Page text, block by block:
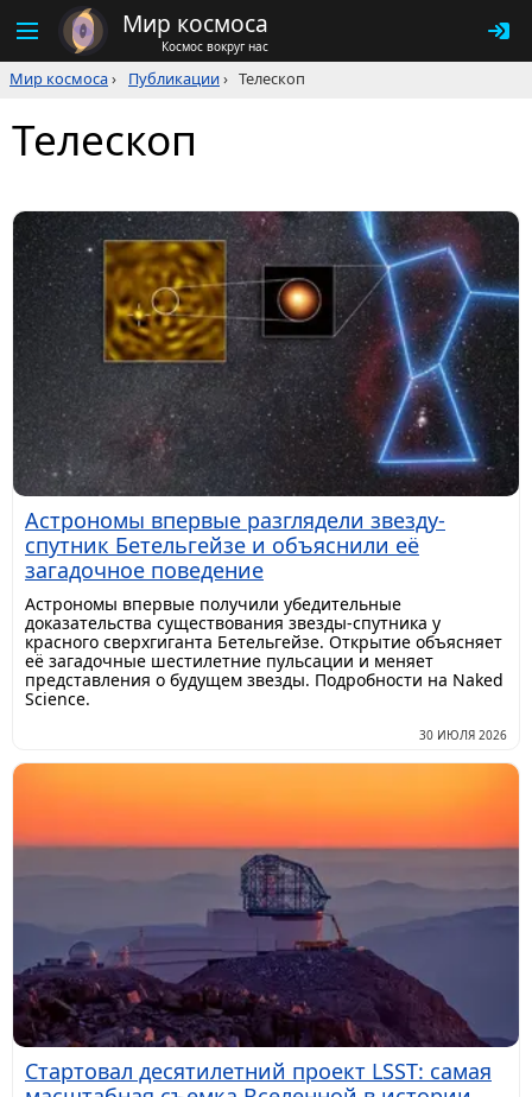
Мир космоса
Космос вокруг нас
Мир космоса› Публикации› Телескоп
Телескоп
Астрономы впервые разглядели звезду-
спутник Бетельгейзе и объяснили её
загадочное поведение
Астрономы впервые получили убедительные
доказательства существования звезды-спутника у
красного сверхгиганта Бетельгейзе. Открытие объясняет
её загадочные шестилетние пульсации и меняет
представления о будущем звезды. Подробности на Naked
Science.
30 ИЮЛЯ 2026
Стартовал десятилетний проект LSST: самая